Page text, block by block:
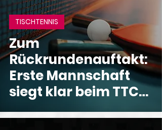
Zum
Rückrundenauftakt:
Erste Mannschaft
siegt klar beim TTC
GW Konstanz IV
TISCHTENNIS